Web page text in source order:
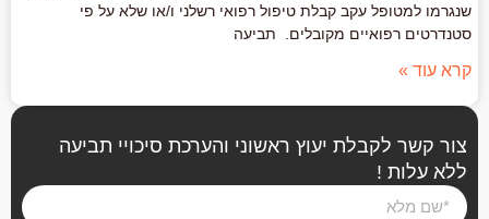
צור קשר לקבלת יעוץ ראשוני והערכת סיכויי תביעה
ללא עלות !
שנגרמו למטופל עקב קבלת טיפול רפואי רשלני ו/או שלא על פי
סטנדרטים רפואיים מקובלים. תביעה
קרא עוד »